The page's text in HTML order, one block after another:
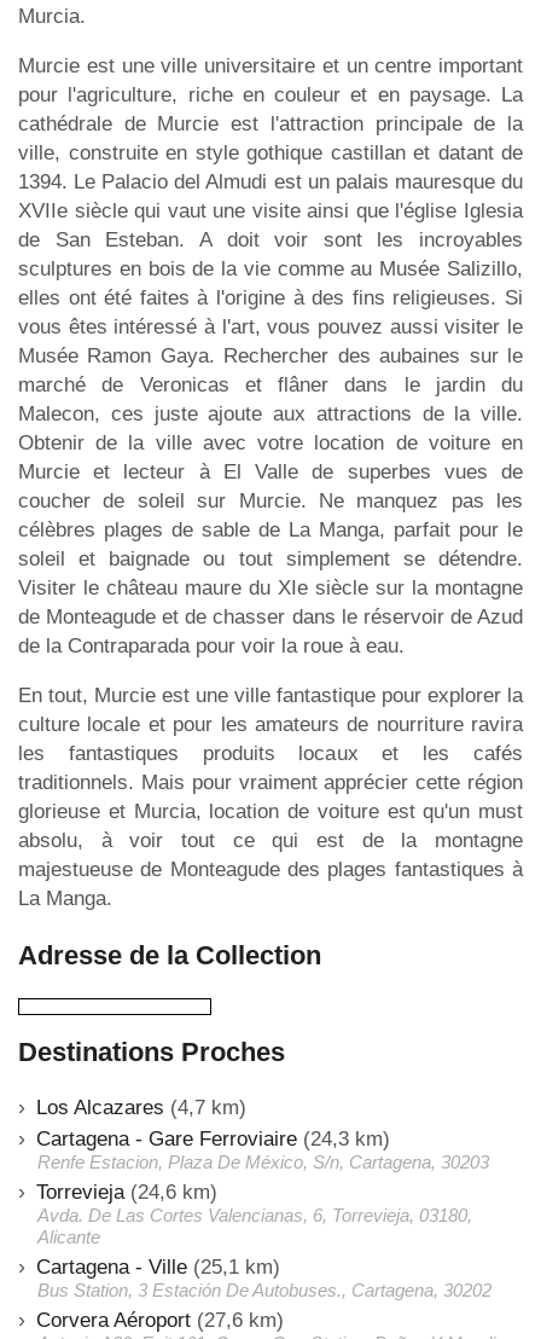
Murcia.
Murcie est une ville universitaire et un centre important
pour l'agriculture, riche en couleur et en paysage. La
cathédrale de Murcie est l'attraction principale de la
ville, construite en style gothique castillan et datant de
1394. Le Palacio del Almudi est un palais mauresque du
XVIIe siècle qui vaut une visite ainsi que l'église Iglesia
de San Esteban. A doit voir sont les incroyables
sculptures en bois de la vie comme au Musée Salizillo,
elles ont été faites à l'origine à des fins religieuses. Si
vous êtes intéressé à l'art, vous pouvez aussi visiter le
Musée Ramon Gaya. Rechercher des aubaines sur le
marché de Veronicas et flâner dans le jardin du
Malecon, ces juste ajoute aux attractions de la ville.
Obtenir de la ville avec votre location de voiture en
Murcie et lecteur à El Valle de superbes vues de
coucher de soleil sur Murcie. Ne manquez pas les
célèbres plages de sable de La Manga, parfait pour le
soleil et baignade ou tout simplement se détendre.
Visiter le château maure du XIe siècle sur la montagne
de Monteagude et de chasser dans le réservoir de Azud
de la Contraparada pour voir la roue à eau.
En tout, Murcie est une ville fantastique pour explorer la
culture locale et pour les amateurs de nourriture ravira
les fantastiques produits locaux et les cafés
traditionnels. Mais pour vraiment apprécier cette région
glorieuse et Murcia, location de voiture est qu'un must
absolu, à voir tout ce qui est de la montagne
majestueuse de Monteagude des plages fantastiques à
La Manga.
Adresse de la Collection
Destinations Proches
Los Alcazares (4,7 km)
Cartagena - Gare Ferroviaire (24,3 km)
Renfe Estacion, Plaza De México, S/n, Cartagena, 30203
Torrevieja (24,6 km)
Avda. De Las Cortes Valencianas, 6, Torrevieja, 03180,
Alicante
Cartagena - Ville (25,1 km)
Bus Station, 3 Estación De Autobuses., Cartagena, 30202
Corvera Aéroport (27,6 km)